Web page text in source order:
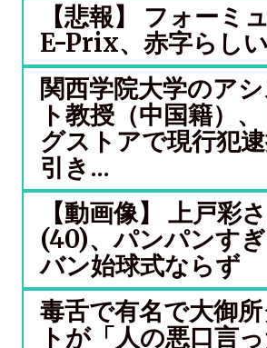
【悲報】 フォーミ
E-Prix、赤字らしい
関西学院大学のア
ト教授（中国籍）
グストアで現行犯
引き...
【動画像】 上戸彩
(40)、パンパンす
バン始球式ならず
毒舌で有名で大御
トが「人の悪口言